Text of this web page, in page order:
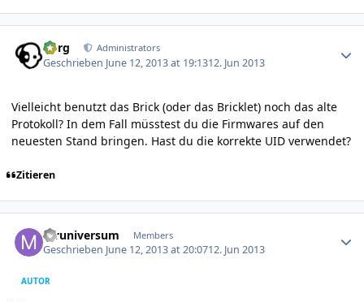
borg Administrators
Geschrieben June 12, 2013 at 19:1312. Jun 2013
Vielleicht benutzt das Brick (oder das Bricklet) noch das alte
Protokoll? In dem Fall müsstest du die Firmwares auf den
neuesten Stand bringen. Hast du die korrekte UID verwendet?
Zitieren
mruniversum Members
Geschrieben June 12, 2013 at 20:0712. Jun 2013
AUTOR